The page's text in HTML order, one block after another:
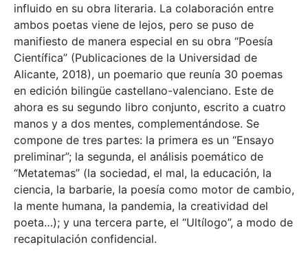
influido en su obra literaria. La colaboración entre
ambos poetas viene de lejos, pero se puso de
manifiesto de manera especial en su obra “Poesía
Científica” (Publicaciones de la Universidad de
Alicante, 2018), un poemario que reunía 30 poemas
en edición bilingüe castellano-valenciano. Este de
ahora es su segundo libro conjunto, escrito a cuatro
manos y a dos mentes, complementándose. Se
compone de tres partes: la primera es un “Ensayo
preliminar”; la segunda, el análisis poemático de
“Metatemas” (la sociedad, el mal, la educación, la
ciencia, la barbarie, la poesía como motor de cambio,
la mente humana, la pandemia, la creatividad del
poeta…); y una tercera parte, el “Ultílogo”, a modo de
recapitulación confidencial.